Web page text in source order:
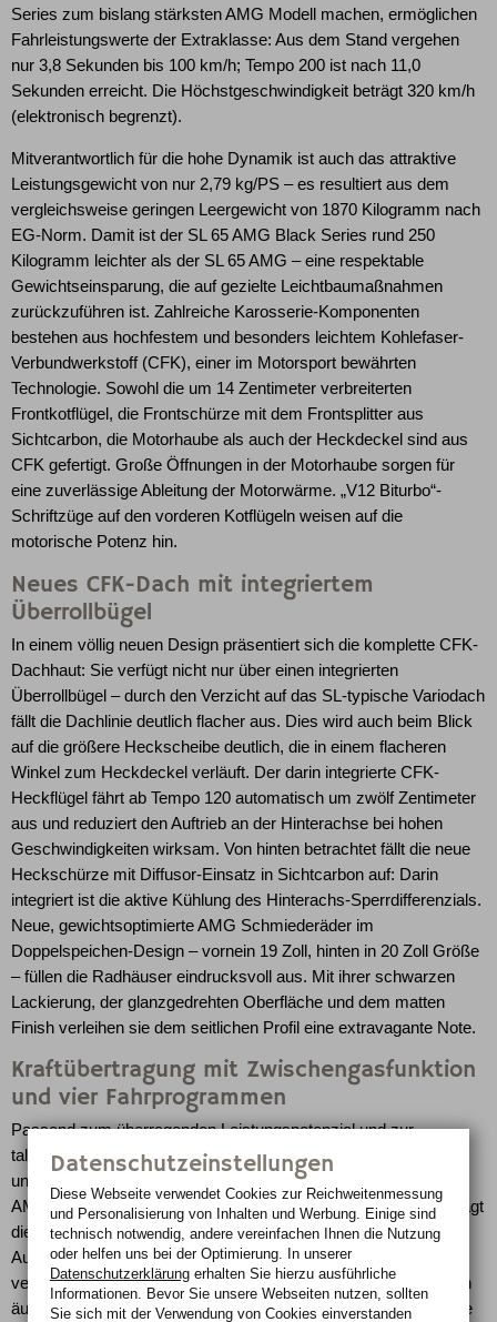
Series zum bislang stärksten AMG Modell machen, ermöglichen
Fahrleistungswerte der Extraklasse: Aus dem Stand vergehen
nur 3,8 Sekunden bis 100 km/h; Tempo 200 ist nach 11,0
Sekunden erreicht. Die Höchstgeschwindigkeit beträgt 320 km/h
(elektronisch begrenzt).
Mitverantwortlich für die hohe Dynamik ist auch das attraktive
Leistungsgewicht von nur 2,79 kg/PS – es resultiert aus dem
vergleichsweise geringen Leergewicht von 1870 Kilogramm nach
EG-Norm. Damit ist der SL 65 AMG Black Series rund 250
Kilogramm leichter als der SL 65 AMG – eine respektable
Gewichtseinsparung, die auf gezielte Leichtbaumaßnahmen
zurückzuführen ist. Zahlreiche Karosserie-Komponenten
bestehen aus hochfestem und besonders leichtem Kohlefaser-
Verbundwerkstoff (CFK), einer im Motorsport bewährten
Technologie. Sowohl die um 14 Zentimeter verbreiterten
Frontkotflügel, die Frontschürze mit dem Frontsplitter aus
Sichtcarbon, die Motorhaube als auch der Heckdeckel sind aus
CFK gefertigt. Große Öffnungen in der Motorhaube sorgen für
eine zuverlässige Ableitung der Motorwärme. „V12 Biturbo“-
Schriftzüge auf den vorderen Kotflügeln weisen auf die
motorische Potenz hin.
Neues CFK-Dach mit integriertem
Überrollbügel
In einem völlig neuen Design präsentiert sich die komplette CFK-
Dachhaut: Sie verfügt nicht nur über einen integrierten
Überrollbügel – durch den Verzicht auf das SL-typische Variodach
fällt die Dachlinie deutlich flacher aus. Dies wird auch beim Blick
auf die größere Heckscheibe deutlich, die in einem flacheren
Winkel zum Heckdeckel verläuft. Der darin integrierte CFK-
Heckflügel fährt ab Tempo 120 automatisch um zwölf Zentimeter
aus und reduziert den Auftrieb an der Hinterachse bei hohen
Geschwindigkeiten wirksam. Von hinten betrachtet fällt die neue
Heckschürze mit Diffusor-Einsatz in Sichtcarbon auf: Darin
integriert ist die aktive Kühlung des Hinterachs-Sperrdifferenzials.
Neue, gewichtsoptimierte AMG Schmiederäder im
Doppelspeichen-Design – vornein 19 Zoll, hinten in 20 Zoll Größe
– füllen die Radhäuser eindrucksvoll aus. Mit ihrer schwarzen
Lackierung, der glanzgedrehten Oberfläche und dem matten
Finish verleihen sie dem seitlichen Profil eine extravagante Note.
Kraftübertragung mit Zwischengasfunktion
und vier Fahrprogrammen
Passend zum überragenden Leistungspotenzial und zur
talentierten Fahrdynamik präsentieren sich auch Kraftentfaltung
und Fahrwerk des SL 65 AMG Black Series in Bestform. Ein
AMG SPEEDSHIFT PLUS Fünfgang-Automatikgetriebe überträgt
die Kraft auf die Hinterräder. Vier Fahrprogramme stehen zur
Auswahl: „C“, „S“, „M1“ und „M2“ mit nochmals um 20 Prozent
verkürzten Schaltzeiten gegenüber dem „M1“-Programm. Einen
äußerst direkten Charakter in allen Fahrsituationen garantiert die
Datenschutzeinstellungen
Diese Webseite verwendet Cookies zur Reichweiten­messung
und Personalisierung von Inhalten und Werbung. Einige sind
technisch notwendig, andere vereinfachen Ihnen die Nutzung
oder helfen uns bei der Optimierung. In unserer
Datenschutzerklärungerhalten Sie hierzu ausführliche
Informationen. Bevor Sie unsere Webseiten nutzen, sollten
Sie sich mit der Verwendung von Cookies einverstanden